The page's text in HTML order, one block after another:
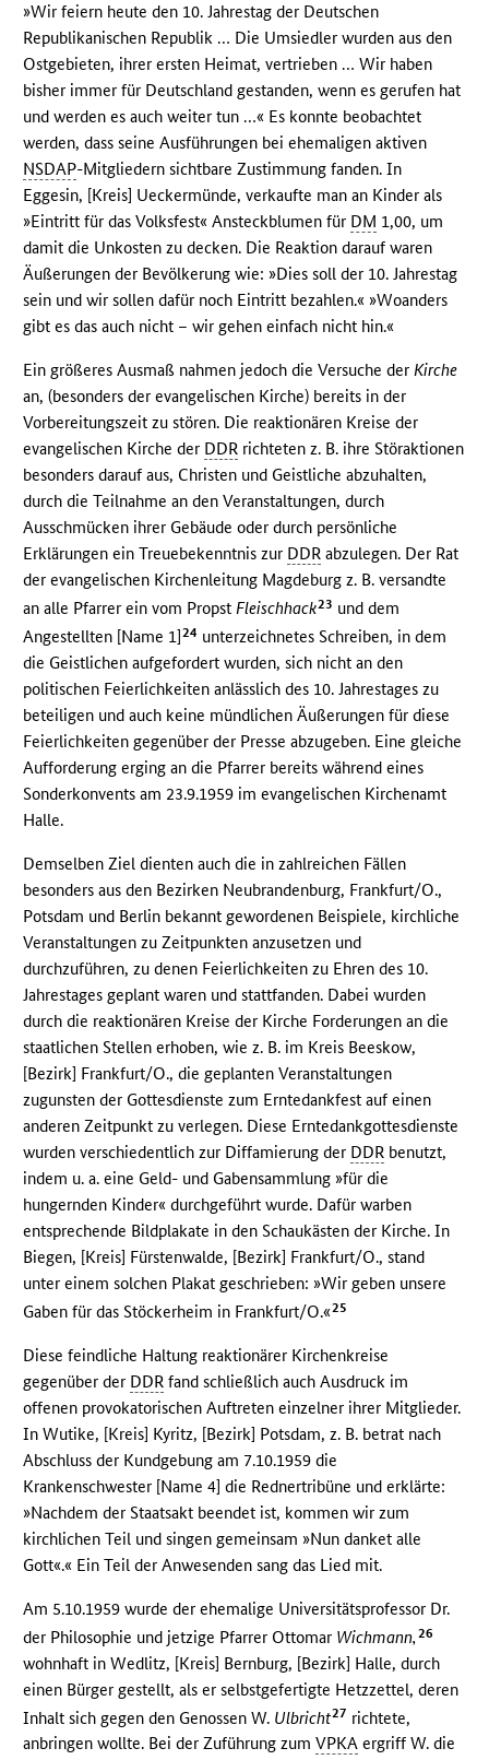
»Wir feiern heute den 10. Jahrestag der Deutschen
Republikanischen Republik … Die Umsiedler wurden aus den
Ostgebieten, ihrer ersten Heimat, vertrieben … Wir haben
bisher immer für Deutschland gestanden, wenn es gerufen hat
und werden es auch weiter tun …« Es konnte beobachtet
werden, dass seine Ausführungen bei ehemaligen aktiven
NSDAP-Mitgliedern sichtbare Zustimmung fanden. In
Eggesin, [Kreis] Ueckermünde, verkaufte man an Kinder als
»Eintritt für das Volksfest« Ansteckblumen für DM 1,00, um
damit die Unkosten zu decken. Die Reaktion darauf waren
Äußerungen der Bevölkerung wie: »Dies soll der 10. Jahrestag
sein und wir sollen dafür noch Eintritt bezahlen.« »Woanders
gibt es das auch nicht – wir gehen einfach nicht hin.«
Ein größeres Ausmaß nahmen jedoch die Versuche derKirche
an, (besonders der evangelischen Kirche) bereits in der
Vorbereitungszeit zu stören. Die reaktionären Kreise der
evangelischen Kirche der DDR richteten z. B. ihre Störaktionen
besonders darauf aus, Christen und Geistliche abzuhalten,
durch die Teilnahme an den Veranstaltungen, durch
Ausschmücken ihrer Gebäude oder durch persönliche
Erklärungen ein Treuebekenntnis zur DDR abzulegen. Der Rat
der evangelischen Kirchenleitung Magdeburg z. B. versandte
an alle Pfarrer ein vom PropstFleischhack23 und dem
Angestellten [Name 1]24 unterzeichnetes Schreiben, in dem
die Geistlichen aufgefordert wurden, sich nicht an den
politischen Feierlichkeiten anlässlich des 10. Jahrestages zu
beteiligen und auch keine mündlichen Äußerungen für diese
Feierlichkeiten gegenüber der Presse abzugeben. Eine gleiche
Aufforderung erging an die Pfarrer bereits während eines
Sonderkonvents am 23.9.1959 im evangelischen Kirchenamt
Halle.
Demselben Ziel dienten auch die in zahlreichen Fällen
besonders aus den Bezirken Neubrandenburg, Frankfurt/O.,
Potsdam und Berlin bekannt gewordenen Beispiele, kirchliche
Veranstaltungen zu Zeitpunkten anzusetzen und
durchzuführen, zu denen Feierlichkeiten zu Ehren des 10.
Jahrestages geplant waren und stattfanden. Dabei wurden
durch die reaktionären Kreise der Kirche Forderungen an die
staatlichen Stellen erhoben, wie z. B. im Kreis Beeskow,
[Bezirk] Frankfurt/O., die geplanten Veranstaltungen
zugunsten der Gottesdienste zum Erntedankfest auf einen
anderen Zeitpunkt zu verlegen. Diese Erntedankgottesdienste
wurden verschiedentlich zur Diffamierung der DDR benutzt,
indem u. a. eine Geld- und Gabensammlung »für die
hungernden Kinder« durchgeführt wurde. Dafür warben
entsprechende Bildplakate in den Schaukästen der Kirche. In
Biegen, [Kreis] Fürstenwalde, [Bezirk] Frankfurt/O., stand
unter einem solchen Plakat geschrieben: »Wir geben unsere
Gaben für das Stöckerheim in Frankfurt/O.«25
Diese feindliche Haltung reaktionärer Kirchenkreise
gegenüber der DDR fand schließlich auch Ausdruck im
offenen provokatorischen Auftreten einzelner ihrer Mitglieder.
In Wutike, [Kreis] Kyritz, [Bezirk] Potsdam, z. B. betrat nach
Abschluss der Kundgebung am 7.10.1959 die
Krankenschwester [Name 4] die Rednertribüne und erklärte:
»Nachdem der Staatsakt beendet ist, kommen wir zum
kirchlichen Teil und singen gemeinsam »Nun danket alle
Gott«.« Ein Teil der Anwesenden sang das Lied mit.
Am 5.10.1959 wurde der ehemalige Universitätsprofessor Dr.
der Philosophie und jetzige Pfarrer Ottomar Wichmann, 26
wohnhaft in Wedlitz, [Kreis] Bernburg, [Bezirk] Halle, durch
einen Bürger gestellt, als er selbstgefertigte Hetzzettel, deren
Inhalt sich gegen den Genossen W. Ulbricht27 richtete,
anbringen wollte. Bei der Zuführung zumVPKA ergriff W. die